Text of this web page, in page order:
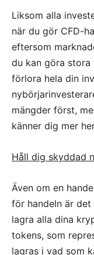
Liksom alla
när du gör CFD-
eftersom
du kan göra
förlora hela din
mängder först,
känner dig mer
Håll dig skyddad
Även om en
för handeln är
lagra alla dina
tokens, som
lagras i vad som